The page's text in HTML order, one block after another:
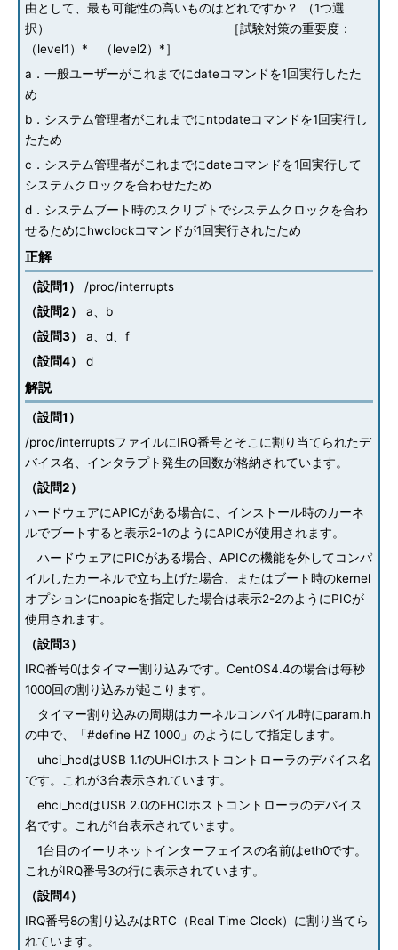
由として、最も可能性の高いものはどれですか？ （1つ選
択） ［試験対策の重要度：
（level1）* （level2）*］
a．一般ユーザーがこれまでにdateコマンドを1回実行したた
め
b．システム管理者がこれまでにntpdateコマンドを1回実行し
たため
c．システム管理者がこれまでにdateコマンドを1回実行して
システムクロックを合わせたため
d．システムブート時のスクリプトでシステムクロックを合わ
せるためにhwclockコマンドが1回実行されたため
正解
（設問1）
/proc/interrupts
（設問2）
a、b
（設問3）
a、d、f
（設問4）
d
解説
（設問1）
/proc/interruptsファイルにIRQ番号とそこに割り当てられたデ
バイス名、インタラプト発生の回数が格納されています。
（設問2）
ハードウェアにAPICがある場合に、インストール時のカーネ
ルでブートすると表示2-1のようにAPICが使用されます。
ハードウェアにPICがある場合、APICの機能を外してコンパ
イルしたカーネルで立ち上げた場合、またはブート時のkernel
オプションにnoapicを指定した場合は表示2-2のようにPICが
使用されます。
（設問3）
IRQ番号0はタイマー割り込みです。CentOS4.4の場合は毎秒
1000回の割り込みが起こります。
タイマー割り込みの周期はカーネルコンパイル時にparam.h
の中で、「#define HZ 1000」のようにして指定します。
uhci_hcdはUSB 1.1のUHCIホストコントローラのデバイス名
です。これが3台表示されています。
ehci_hcdはUSB 2.0のEHCIホストコントローラのデバイス
名です。これが1台表示されています。
1台目のイーサネットインターフェイスの名前はeth0です。
これがIRQ番号3の行に表示されています。
（設問4）
IRQ番号8の割り込みはRTC（Real Time Clock）に割り当てら
れています。